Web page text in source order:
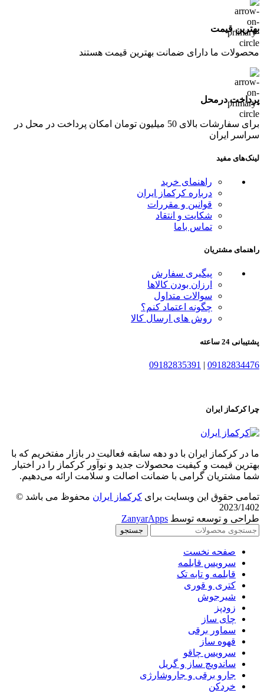
بهترین قیمت
محصولات ما دارای ضمانت بهترین قیمت هستند
پرداخت درمحل
برای سفارشات بالای 50 میلیون تومان امکان پرداخت در محل در
سراسر ایران
لینک‌های مفید
راهنمای خرید
درباره کرکماز ایران
قوانین و مقررات
شکایت و انتقاد
تماس باما
راهنمای مشتریان
پیگیری سفارش
ارزان بودن کالاها
سوالات متداول
چگونه اعتماد کنم؟
روش های ارسال کالا
پشتیبانی 24 ساعته
09182834476
|
09182835391
چرا کرکماز ایران
ما در کرکماز ایران با دو دهه سابقه فعالیت در بازار مفتخریم که با
بهترین قیمت و کیفیت محصولات جدید و نوآور کرکماز را در اختیار
شما مشتریان گرامی با ضمانت اصالت و سلامت ارائه می‌دهیم.
تمامی حقوق این وبسایت برای کرکماز ایران محفوظ می باشد ©
2023/1402
طراحی و توسعه توسط ZanyarApps
جستجو
صفحه نخست
سرویس قابلمه
قابلمه و تابه تک
کتری و قوری
شیرجوش
زودپز
چای ساز
سماور برقی
قهوه ساز
سرویس چاقو
ساندویچ ساز و گریل
جارو برقی و جاروشارژی
خردکن